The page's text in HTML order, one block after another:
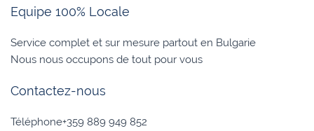
Equipe 100% Locale
Service complet et sur mesure partout en Bulgarie
Nous nous occupons de tout pour vous
Contactez-nous
Téléphone+359 889 949 852